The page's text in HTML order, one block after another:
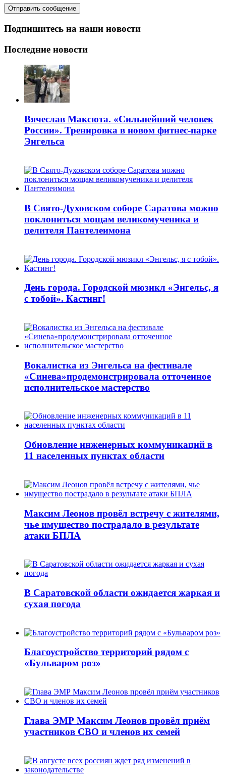
Подпишитесь на наши новости
Последние новости
Вячеслав Максюта. «Сильнейший человек
России». Тренировка в новом фитнес-парке
Энгельса
В Свято-Духовском соборе Саратова можно
поклониться мощам великомученика и
целителя Пантелеимона
День города. Городской мюзикл «Энгельс, я
с тобой». Кастинг!
Вокалистка из Энгельса на фестивале
«Синева»продемонстрировала отточенное
исполнительское мастерство
Обновление инженерных коммуникаций в
11 населенных пунктах области
Максим Леонов провёл встречу с жителями,
чье имущество пострадало в результате
атаки БПЛА
В Саратовской области ожидается жаркая и
сухая погода
Благоустройство территорий рядом с
«Бульваром роз»
Глава ЭМР Максим Леонов провёл приём
участников СВО и членов их семей